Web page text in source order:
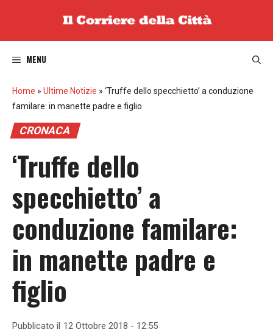
MENU
Home » Ultime Notizie » ‘Truffe dello specchietto’ a conduzione
familare: in manette padre e figlio
CRONACA
‘Truffe dello
specchietto’ a
conduzione familare:
in manette padre e
figlio
Pubblicato il 12 Ottobre 2018 - 12:55